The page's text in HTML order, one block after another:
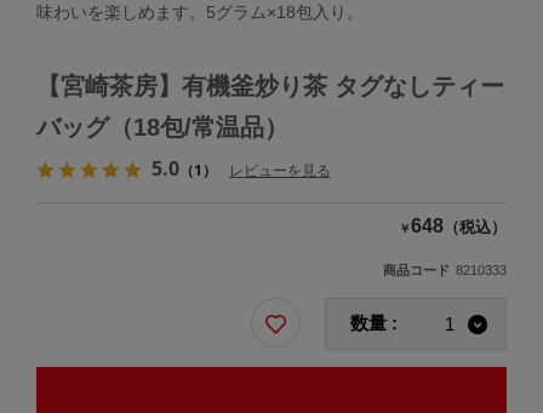
味わいを楽しめます。5グラム×18包入り。
【宮崎茶房】有機釜炒り茶 タグなしティー
バッグ（18包/常温品）
5.0（1） レビューを見る
￥648 （税込）
商品コード 8210333
数量 :